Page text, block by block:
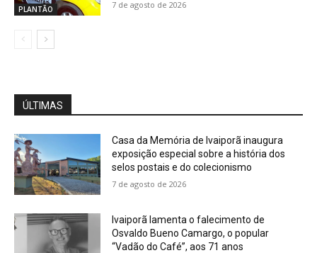
PLANTÃO 7 de agosto de 2026
ÚLTIMAS
Casa da Memória de Ivaiporã inaugura
exposição especial sobre a história dos
selos postais e do colecionismo
7 de agosto de 2026
Ivaiporã lamenta o falecimento de
Osvaldo Bueno Camargo, o popular
“Vadão do Café”, aos 71 anos